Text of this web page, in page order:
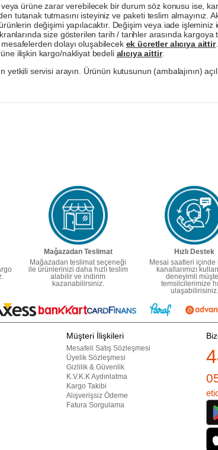
ürüne zarar verebilecek bir durum söz konusu ise,
tutanak tutmasını isteyiniz ve paketi teslim almayınız.
değişimi yapılacaktır. Değişim veya iade
size gösterilen tarih / tarihler arasında
dolayı oluşabilecek ek ücretler alıcıya aittir
ilişkin kargo/nakliyat bedeli alıcıya aittir.
yetkili servisi arayın. Ürünün kutusunun (ambalajının)
Mağazadan Teslimat
Mağazadan teslimat seçeneği
ile ürünlerinizi daha hızlı teslim
alabilir ve indirim
kazanabilirsiniz.
Hızlı Destek
Mesai saatleri içinde
kanallarımızı
deneyimli
temsilcilerimize
ulaşabilirisiniz.
Müşteri İlişkileri
Mesafeli Satış Sözleşmesi
Üyelik Sözleşmesi
Gizlilik & Güvenlik
K.V.K.K Aydınlatma
Kargo Takibi
Alışverişsiz Ödeme
Fatura Sorgulama